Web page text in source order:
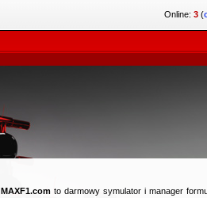
Online: 3 (
MAXF1.com to darmowy symulator i manager